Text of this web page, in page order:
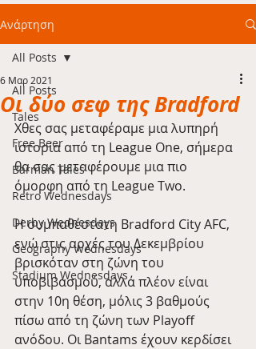
Ανάρτηση
All Posts
Tales
Free Beer
Barman Tales
Retro Wednesdays
Derby Wednesdays
Geography Wednesdays
Stadium Wednesdays
All Posts
Οι δύο σεφ της Bradford
6 Μαρ 2021
Χθες σας μεταφέραμε μια λυπηρή
ιστορία από τη League One, σήμερα
θα σας μεταφέρουμε μια πιο
όμορφη από τη League Two.
Η συμπαθέστατη Bradford City AFC,
ενώ στις αρχές του Δεκεμβρίου
βρισκόταν στη ζώνη του
υποβιβασμού, αλλά πλέον είναι
στην 10η θέση, μόλις 3 βαθμούς
πίσω από τη ζώνη των Playoff
ανόδου. Οι Bantams έχουν κερδίσει